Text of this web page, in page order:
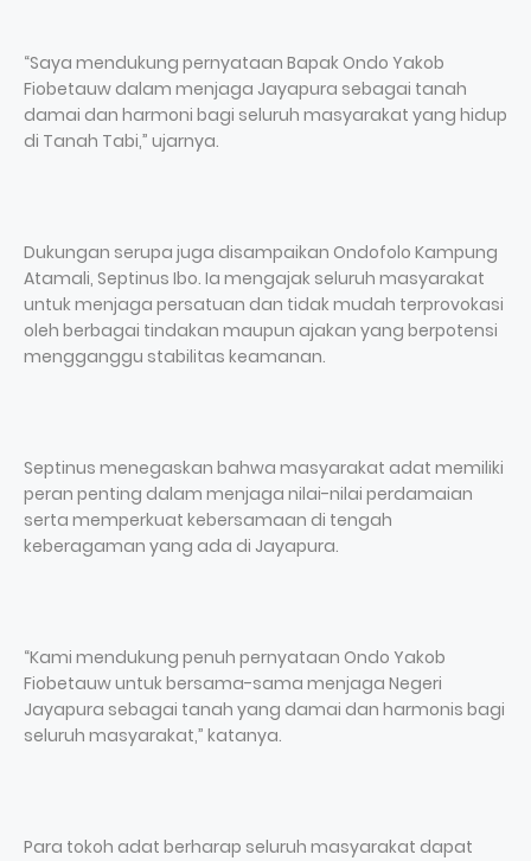
“Saya mendukung pernyataan Bapak Ondo Yakob
Fiobetauw dalam menjaga Jayapura sebagai tanah
damai dan harmoni bagi seluruh masyarakat yang hidup
di Tanah Tabi,” ujarnya.
Dukungan serupa juga disampaikan Ondofolo Kampung
Atamali, Septinus Ibo. Ia mengajak seluruh masyarakat
untuk menjaga persatuan dan tidak mudah terprovokasi
oleh berbagai tindakan maupun ajakan yang berpotensi
mengganggu stabilitas keamanan.
Septinus menegaskan bahwa masyarakat adat memiliki
peran penting dalam menjaga nilai-nilai perdamaian
serta memperkuat kebersamaan di tengah
keberagaman yang ada di Jayapura.
“Kami mendukung penuh pernyataan Ondo Yakob
Fiobetauw untuk bersama-sama menjaga Negeri
Jayapura sebagai tanah yang damai dan harmonis bagi
seluruh masyarakat,” katanya.
Para tokoh adat berharap seluruh masyarakat dapat